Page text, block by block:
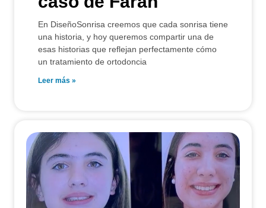
En DiseñoSonrisa creemos que cada sonrisa tiene
una historia, y hoy queremos compartir una de
esas historias que reflejan perfectamente cómo
un tratamiento de ortodoncia
Leer más »